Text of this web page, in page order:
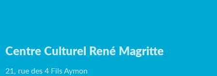
Centre Culturel René Magritte
21, rue des 4 Fils Aymon